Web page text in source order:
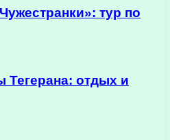
тур по
Тегерана: отдых и